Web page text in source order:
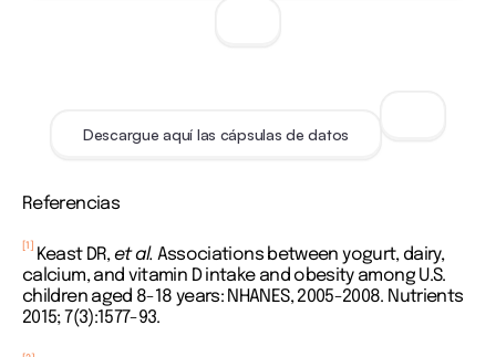
Descargue aquí las cápsulas de datos
Referencias
[1] Keast DR,et al. Associations between yogurt, dairy,
calcium, and vitamin D intake and obesity among U.S.
children aged 8-18 years: NHANES, 2005-2008. Nutrients
2015; 7(3):1577-93.